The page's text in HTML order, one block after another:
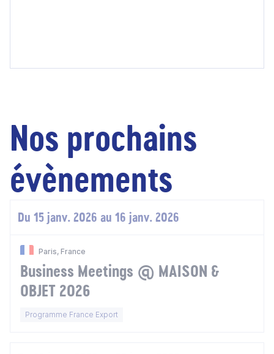
Nos prochains
évènements
Du 15 janv. 2026 au 16 janv. 2026
Paris, France
Business Meetings @ MAISON &
OBJET 2026
Programme France Export